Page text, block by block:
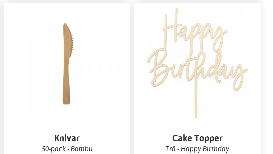
Knivar
50-pack - Bambu
Cake Topper
Trä - Happy Birthday